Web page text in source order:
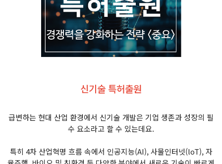
신기술 특허출원
급변하는 현대 산업 환경에서 신기술 개발은 기업 생존과 성장의 필
수 요소라고 할 수 있는데요.
특히 4차 산업혁명 흐름 속에서 인공지능(AI), 사물인터넷(loT), 자